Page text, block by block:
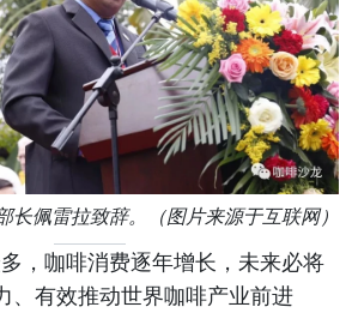
长佩雷拉致辞。（图片来源于互联网）
，咖啡消费逐年增长，未来必将
、有效推动世界咖啡产业前进